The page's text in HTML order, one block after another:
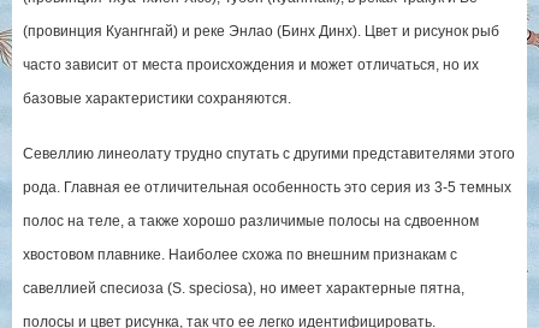
(провинция Куангнгай) и реке Энлао (Бинх Динх). Цвет и рисунок рыб
часто зависит от места происхождения и может отличаться, но их
базовые характеристики сохраняются.
Севеллию линеолату трудно спутать с другими представителями этого
рода. Главная ее отличительная особенность это серия из 3-5 темных
полос на теле, а также хорошо различимые полосы на сдвоенном
хвостовом плавнике. Наиболее схожа по внешним признакам с
савеллией спесиоза (S. speciosa), но имеет характерные пятна,
полосы и цвет рисунка, так что ее легко идентифицировать.